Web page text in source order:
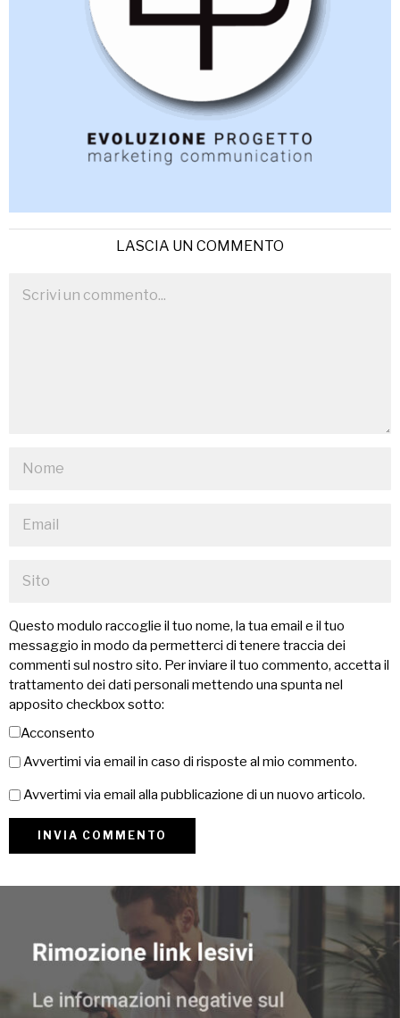
LASCIA UN COMMENTO
Questo modulo raccoglie il tuo nome, la tua email e il tuo
messaggio in modo da permetterci di tenere traccia dei
commenti sul nostro sito. Per inviare il tuo commento, accetta il
trattamento dei dati personali mettendo una spunta nel
apposito checkbox sotto:
Acconsento
Avvertimi via email in caso di risposte al mio commento.
Avvertimi via email alla pubblicazione di un nuovo articolo.